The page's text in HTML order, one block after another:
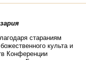
стараниям
культа и
Конференции